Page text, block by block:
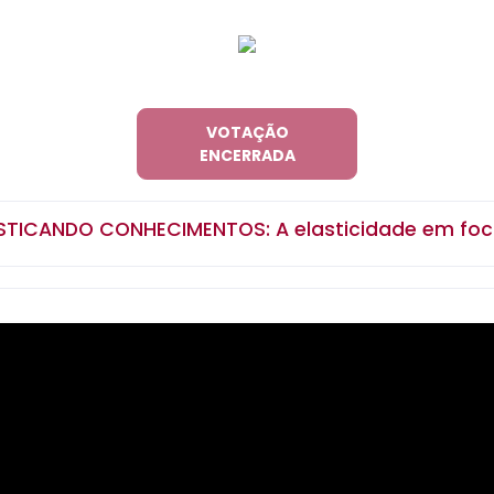
VOTAÇÃO
ENCERRADA
CONHECIMENTOS: A elasticidade em